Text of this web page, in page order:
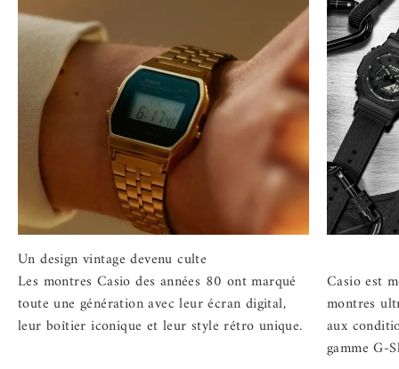
Les montres Casio des années 80 ont marqué
toute une génération avec leur écran digital,
leur boîtier iconique et leur style rétro unique.
Casio est
montres
aux
gamme G-